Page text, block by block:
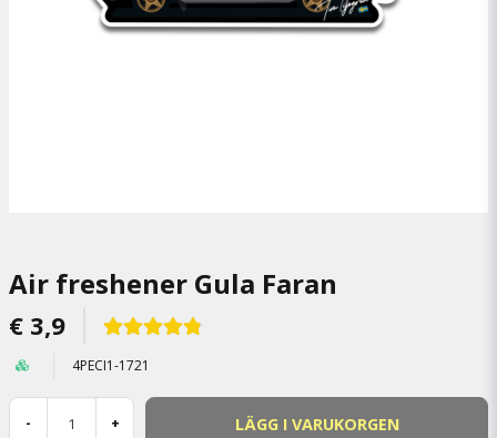
Air freshener Gula Faran
€ 3,9
4PECI1-1721
- + LÄGG I VARUKORGEN